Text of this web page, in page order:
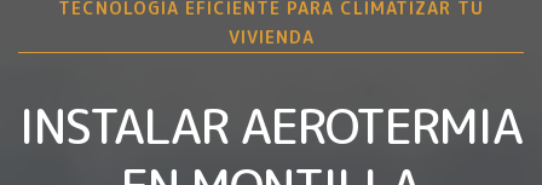
TECNOLOGÍA EFICIENTE PARA CLIMATIZAR TU
VIVIENDA
INSTALAR AEROTERMIA